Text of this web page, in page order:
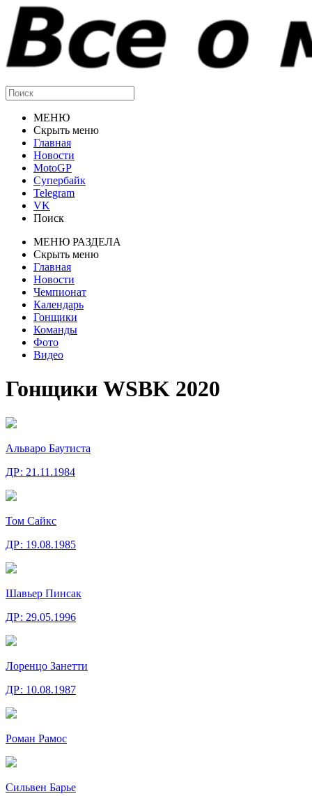
МЕНЮ
Скрыть меню
Главная
Новости
MotoGP
Супербайк
Telegram
VK
Поиск
МЕНЮ РАЗДЕЛА
Скрыть меню
Главная
Новости
Чемпионат
Календарь
Гонщики
Команды
Фото
Видео
Гонщики WSBK 2020
Альваро Баутиста
ДР: 21.11.1984
Том Сайкс
ДР: 19.08.1985
Шавьер Пинсак
ДР: 29.05.1996
Лоренцо Занетти
ДР: 10.08.1987
Роман Рамос
Сильвен Барье